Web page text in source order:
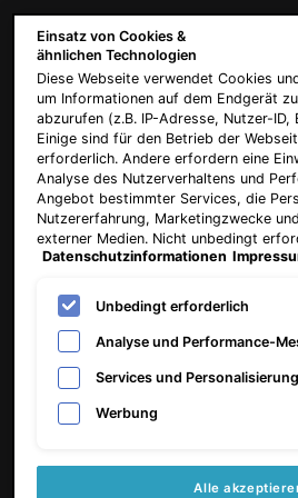
Die Vorteile von
Mask
Eine Mischung aus
sanft abgestorbene
Hautzellen
Einsatz von Cookies &
ähnlichen Technologien
Diese Webseite verwendet Cookies
um Informationen auf dem Endgerät
abzurufen (z.B. IP-Adresse, Nutzer-
Einige sind für den Betrieb der
erforderlich. Andere erfordern eine
Analyse des Nutzerverhaltens und
Angebot bestimmter Services, die
Nutzererfahrung, Marketingzwecke
externer Medien. Nicht unbedingt
direkt akzeptiert ("Alle akzeptieren")
Einstellungen sind ebenfalls möglich
speichern"). Die Auswahl kann
"Cookie-Einstellungen" angepasst
Datenschutzinformationen
Unbedingt erforderlich
Analyse und Performance-
Services und Personalisierung
Werbung
Alle